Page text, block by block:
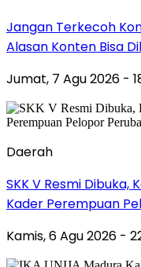
Jangan Terkecoh
Alasan Konten Bisa
Jumat, 7 Agu 2026 -
Daerah
SKK V Resmi Dibuka,
Kader Perempuan
Kamis, 6 Agu 2026 -